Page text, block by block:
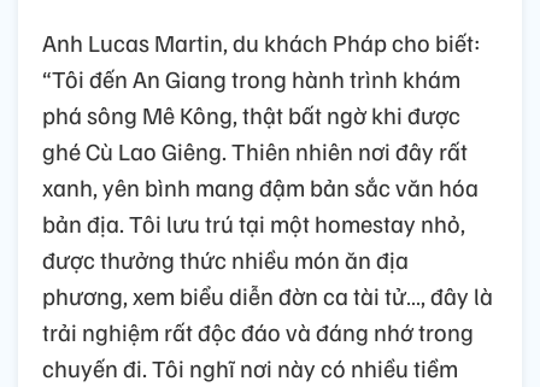
Anh Lucas Martin, du khách Pháp cho biết:
“Tôi đến An Giang trong hành trình khám
phá sông Mê Kông, thật bất ngờ khi được
ghé Cù Lao Giêng. Thiên nhiên nơi đây rất
xanh, yên bình mang đậm bản sắc văn hóa
bản địa. Tôi lưu trú tại một homestay nhỏ,
được thưởng thức nhiều món ăn địa
phương, xem biểu diễn đờn ca tài tử…, đây là
trải nghiệm rất độc đáo và đáng nhớ trong
chuyến đi. Tôi nghĩ nơi này có nhiều tiềm